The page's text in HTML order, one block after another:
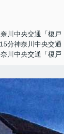
川中央交通「榎
分神奈川中央交
川中央交通「榎